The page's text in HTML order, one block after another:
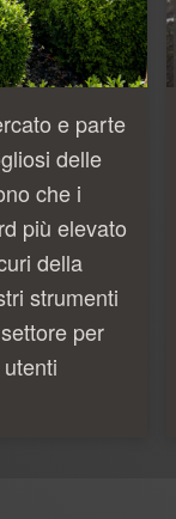
e parte
delle
che i
più elevato
della
strumenti
per